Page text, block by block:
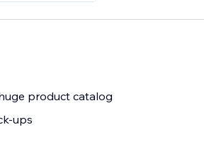
product catalog
ups